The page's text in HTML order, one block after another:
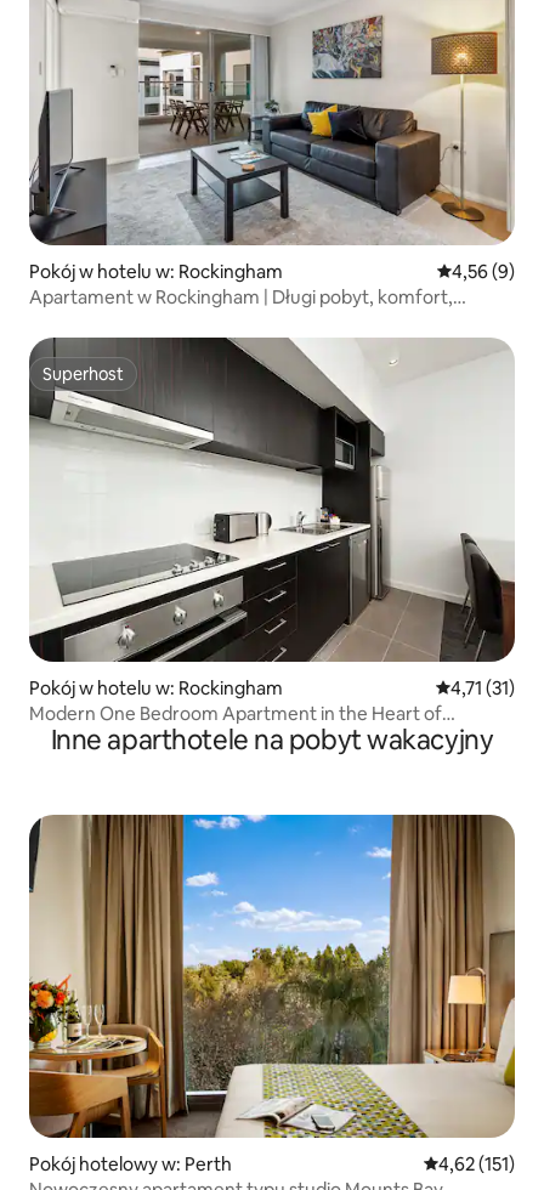
Pokój w hotelu w: Rockingham Średnia
4,56 (9)
Apartament w Rockingham | Długi pobyt, komfort,
Superhost
Superhost
Pokój w hotelu w: Rockingham Średnia
4,71 (31)
Modern One Bedroom Apartment in the Heart of
Rockingham
Inne aparthotele na pobyt wakacyjny
Pokój hotelowy w: Perth Średnia
4,62 (151)